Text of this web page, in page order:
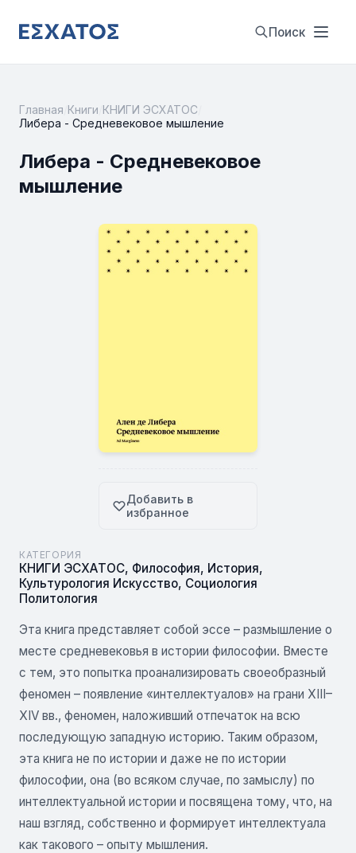
Поиск
Главная Книги КНИГИ ЭСХАТОС
Либера - Средневековое мышление
Либера - Средневековое
мышление
Добавить в
избранное
КАТЕГОРИЯ
КНИГИ ЭСХАТОС, Философия, История,
Культурология Искусство, Социология
Политология
Эта книга представляет собой эссе – размышление о
месте средневековья в истории философии. Вместе
с тем, это попытка проанализировать своеобразный
феномен – появление «интеллектуалов» на грани XIII–
XIV вв., феномен, наложивший отпечаток на всю
последующую западную историю. Таким образом,
эта книга не по истории и даже не по истории
философии, она (во всяком случае, по замыслу) по
интеллектуальной истории и посвящена тому, что, на
наш взгляд, собственно и формирует интеллектуала
как такового – опыту мышления.